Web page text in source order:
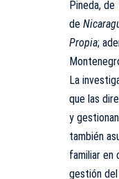
Pineda, de
de
Propia;
La
que las
y
también
familiar en
gestión